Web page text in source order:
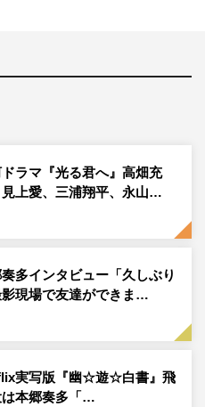
ビ東京系 毎週木曜 深夜0
テレ東4K 9月12日スター
多、大沢一菜よりコメント
した主人公・小津が姪っ子・
になり福島へ仮移住する、
ヒューマンコメディ。都会
歳独身男子・小津が、芸術
イ、福島で出会う地元の
様子を通して、生きていく
。
ラマ『光る君へ』高畑充
上愛、三浦翔平、永山…
多インタビュー「久しぶり
影現場で友達ができま…
実写版『幽☆遊☆白書』飛
は本郷奏多「…